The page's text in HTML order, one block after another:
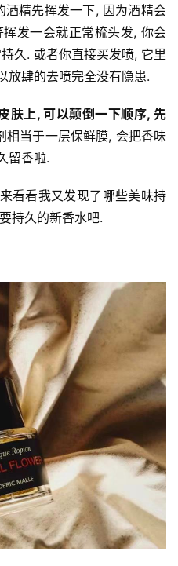
酒精先挥发一下, 因为酒精会
发一会就正常梳头发, 你会
久. 或者你直接买发喷, 它里
放肆的去喷完全没有隐患.
肤上, 可以颠倒一下顺序, 先
相当于一层保鲜膜, 会把香味
留香啦.
看看我又发现了哪些美味持
持久的新香水吧.